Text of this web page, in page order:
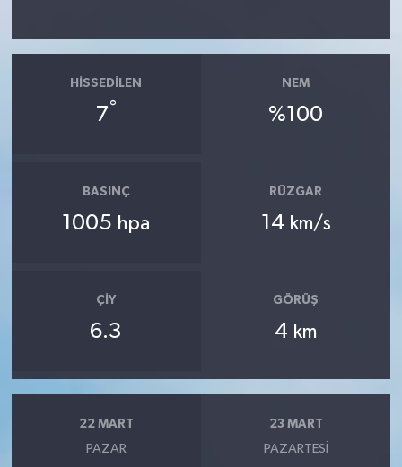
HISSEDILEN
7°
NEM
%100
BASINÇ
1005 hpa
RÜZGAR
14 km/s
ÇIY
6.3
GÖRÜŞ
4 km
22 MART
PAZAR
23 MART
PAZARTESI